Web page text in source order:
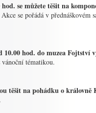
se můžete těšit na
se pořádá v přednáškovém
hod. do muzea Fojtství
tématikou.
těšit na pohádku o královně